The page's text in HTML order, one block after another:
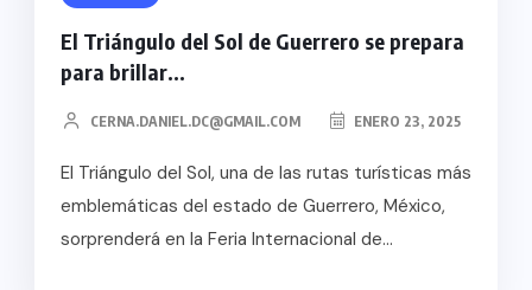
El Triángulo del Sol de Guerrero se prepara
para brillar...
CERNA.DANIEL.DC@GMAIL.COM ENERO 23, 2025
El Triángulo del Sol, una de las rutas turísticas más
emblemáticas del estado de Guerrero, México,
sorprenderá en la Feria Internacional de...